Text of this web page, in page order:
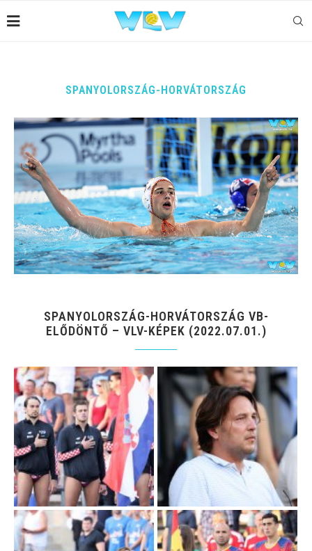
SPANYOLORSZÁG-HORVÁTORSZÁG
SPANYOLORSZÁG-HORVÁTORSZÁG VB-
ELŐDÖNTŐ – VLV-KÉPEK (2022.07.01.)